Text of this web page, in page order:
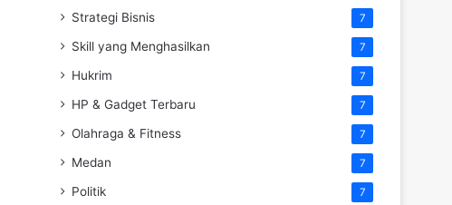
Strategi Bisnis 7
Skill yang Menghasilkan 7
Hukrim 7
HP & Gadget Terbaru 7
Olahraga & Fitness 7
Medan 7
Politik 7